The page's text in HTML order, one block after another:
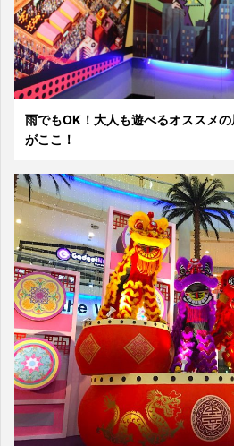
雨でもOK！大人も遊べるオススメ
がここ！